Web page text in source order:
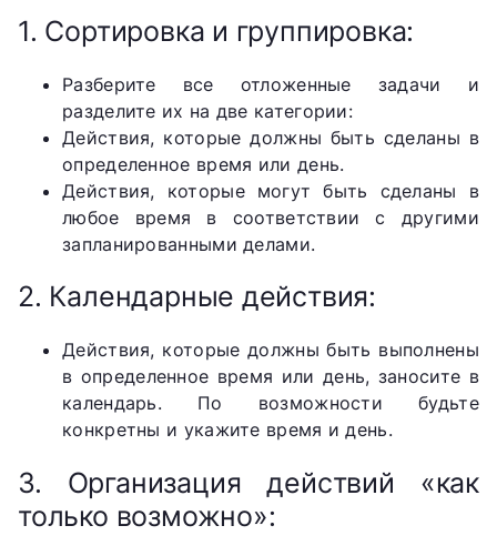
1. Сортировка и группировка:
Разберите все отложенные задачи и
разделите их на две категории:
Действия, которые должны быть сделаны в
определенное время или день.
Действия, которые могут быть сделаны в
любое время в соответствии с другими
запланированными делами.
2. Календарные действия:
Действия, которые должны быть выполнены
в определенное время или день, заносите в
календарь. По возможности будьте
конкретны и укажите время и день.
3. Организация действий «как
только возможно»: